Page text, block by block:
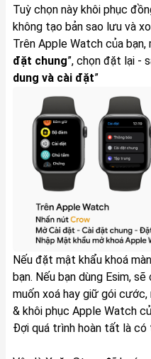
Tuỳ chọn này khôi phục
không tạo bản sao lưu và
Trên Apple Watch của bạn,
đặt chung”, chọn đặt lại -
dung và cài đặt”
Nếu đặt mật khẩu khoá
bạn. Nếu bạn dùng Esim,
muốn xoá hay giữ gói cước,
& khôi phục Apple Watch
Đợi quá trình hoàn tất là có